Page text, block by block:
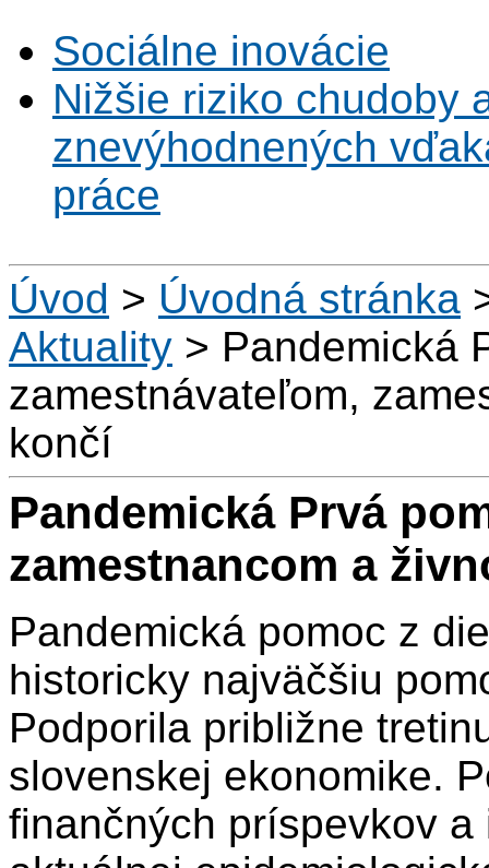
Sociálne inovácie
Nižšie riziko chudoby
znevýhodnených
práce
Úvod > Úvodná stránka
Aktuality > Pandemická
zamestnávateľom,
končí
Pandemická Prvá
zamestnancom a
Pandemická pomoc z
historicky najväčšiu
Podporila približne
slovenskej ekonomike.
finančných príspevkov